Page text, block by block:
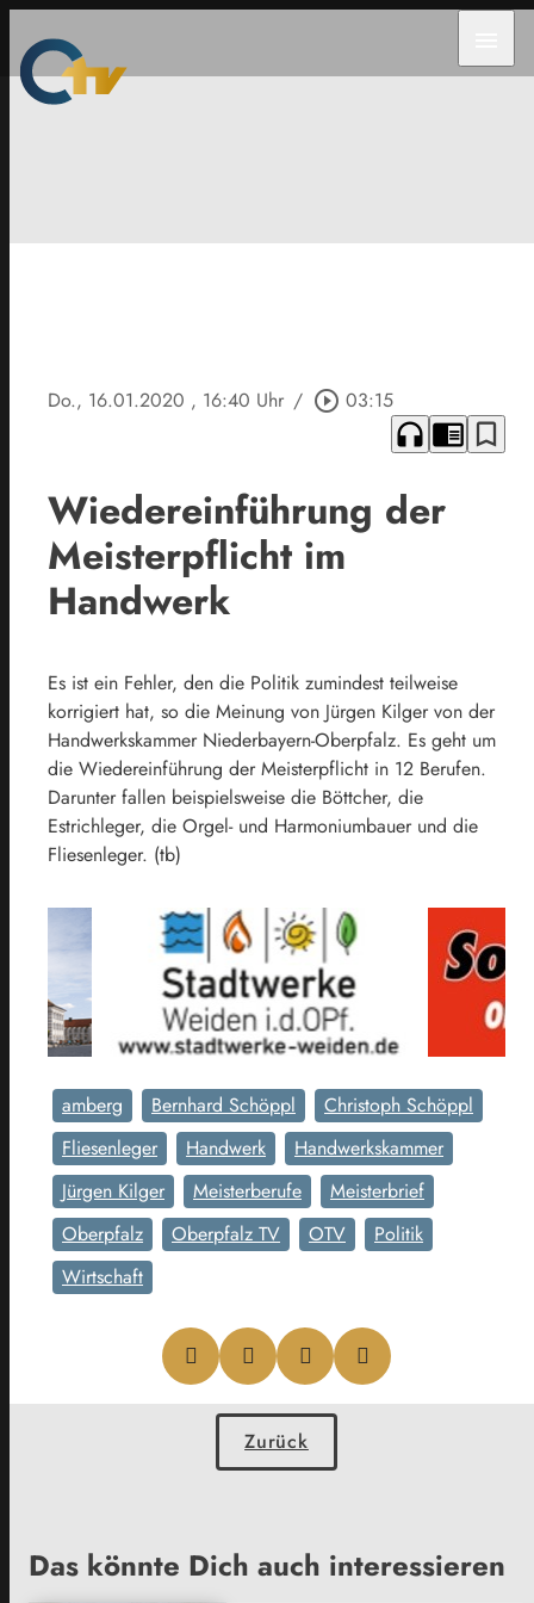
Do., 16.01.2020 , 16:40 Uhr / play_circle_outline 03:15
headphones chrome_reader_mode bookmark_border
Wiedereinführung der
Meisterpflicht im
Handwerk
Es ist ein Fehler, den die Politik zumindest teilweise
korrigiert hat, so die Meinung von Jürgen Kilger von der
Handwerkskammer Niederbayern-Oberpfalz. Es geht um
die Wiedereinführung der Meisterpflicht in 12 Berufen.
Darunter fallen beispielsweise die Böttcher, die
Estrichleger, die Orgel- und Harmoniumbauer und die
Fliesenleger. (tb)
amberg Bernhard Schöppl
Christoph Schöppl
Fliesenleger
Handwerk
Handwerkskammer
Jürgen Kilger
Meisterberufe
Meisterbrief
Oberpfalz
Oberpfalz TV OTV
Politik
Wirtschaft
Zurück
Das könnte Dich auch interessieren